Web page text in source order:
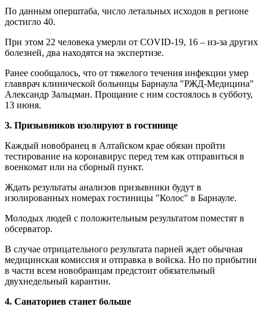
По данным оперштаба, число летальных исходов в регионе
достигло 40.
При этом 22 человека умерли от COVID-19, 16 – из-за других
болезней, два находятся на экспертизе.
Ранее сообщалось, что от тяжелого течения инфекции умер
главврач клинической больницы Барнаула "РЖД-Медицина"
Александр Зальцман. Прощание с ним состоялось в субботу,
13 июня.
3. Призывников изолируют в гостинице
Каждый новобранец в Алтайском крае обязан пройти
тестирование на коронавирус перед тем как отправиться в
военкомат или на сборный пункт.
Ждать результаты анализов призывники будут в
изолированных номерах гостиницы "Колос" в Барнауле.
Молодых людей с положительным результатом поместят в
обсерватор.
В случае отрицательного результата парней ждет обычная
медицинская комиссия и отправка в войска. Но по прибытии
в части всем новобранцам предстоит обязательный
двухнедельный карантин.
4. Санаториев станет больше